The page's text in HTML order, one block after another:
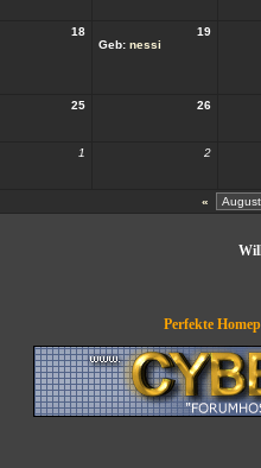
18
19
Geb: nessi
25 26
1 2
«
Perfekte